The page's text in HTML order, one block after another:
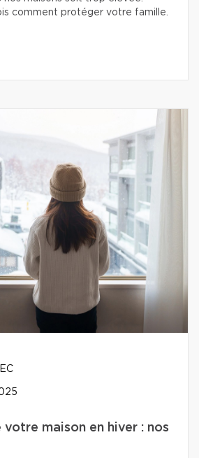
comment protéger votre famille.
votre maison en hiver : nos